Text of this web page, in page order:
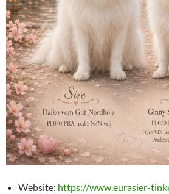
Website: https://www.eurasier-